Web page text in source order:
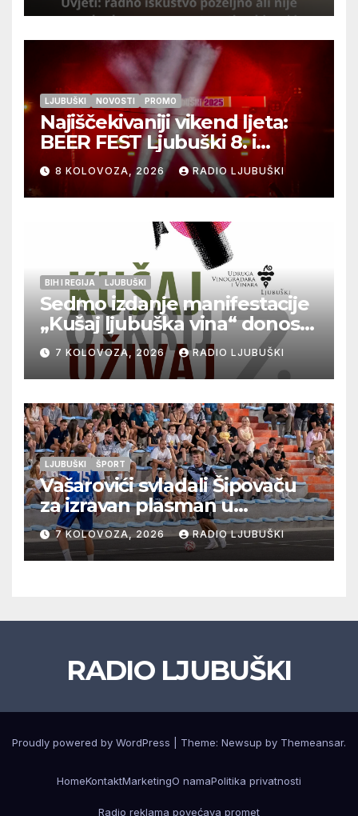
LJUBUŠKI NOVOSTI PROMO
Najiščekivaniji vikend ljeta:
BEER FEST Ljubuški 8. i
9.kolovoza
8 KOLOVOZA, 2026 RADIO LJUBUŠKI
BIH I REGIJA LJUBUŠKI
Sedmo izdanje manifestacije
„Kušaj ljubuška vina“ donosi
vrhunska vina, gastronomiju i
glazbu
7 KOLOVOZA, 2026 RADIO LJUBUŠKI
LJUBUŠKI ŠPORT
Vašarovići svladali Šipovaču
za izravan plasman u
četvrtfinale, Grab izborio
prolazak dalje, Klobuk ispao,
večeras počinje četvrtfinale
7 KOLOVOZA, 2026 RADIO LJUBUŠKI
RADIO LJUBUŠKI
Proudly powered by WordPress Theme: Newsup by Themeansar.
HomeKontaktMarketingO namaPolitika privatnosti
Radio reklama povećava promet